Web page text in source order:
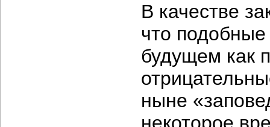
В качестве
что
будущем как
ныне